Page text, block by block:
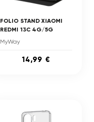
FOLIO STAND XIAOMI
REDMI 13C 4G/5G
MyWay
14,99 €